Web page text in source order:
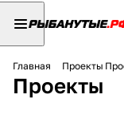
Главная Проекты
Проекты